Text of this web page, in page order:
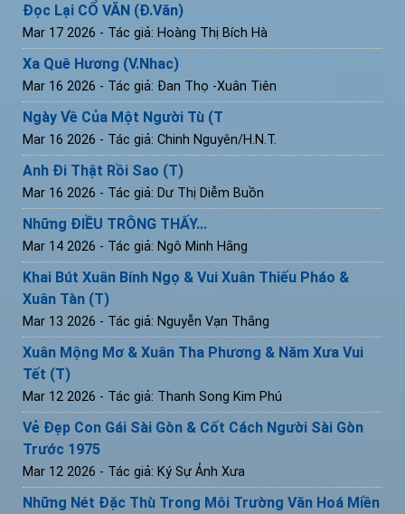
Đọc Lại CỔ VĂN (Đ.Văn)
Mar 17 2026 - Tác giả: Hoàng Thị Bích Hà
Xa Quê Hương (V.Nhac)
Mar 16 2026 - Tác giả: Đan Thọ -Xuân Tiên
Ngày Về Của Một Người Tù (T
Mar 16 2026 - Tác giả: Chinh Nguyên/H.N.T.
Anh Đi Thật Rồi Sao (T)
Mar 16 2026 - Tác giả: Dư Thị Diễm Buồn
Những ĐIỀU TRÔNG THẤY...
Mar 14 2026 - Tác giả: Ngô Minh Hằng
Khai Bút Xuân Bính Ngọ & Vui Xuân Thiếu Pháo &
Xuân Tàn (T)
Mar 13 2026 - Tác giả: Nguyễn Vạn Thắng
Xuân Mộng Mơ & Xuân Tha Phương & Năm Xưa Vui
Tết (T)
Mar 12 2026 - Tác giả: Thanh Song Kim Phú
Vẻ Đẹp Con Gái Sài Gòn & Cốt Cách Người Sài Gòn
Trước 1975
Mar 12 2026 - Tác giả: Ký Sự Ảnh Xưa
Những Nét Đặc Thù Trong Môi Trường Văn Hoá Miền